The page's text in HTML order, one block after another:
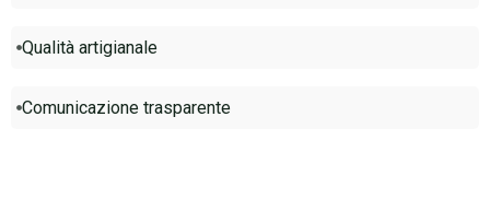
Qualità artigianale
Comunicazione trasparente